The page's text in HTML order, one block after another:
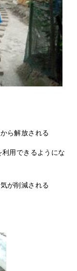
ら解放される
用できるようにな
が削減される